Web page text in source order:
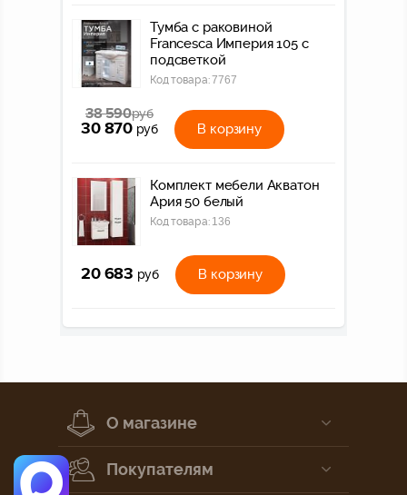
Тумба с раковиной
Francesca Империя 105 с
подсветкой
Код товара:7767
38 590руб
30 870 руб В корзину
Комплект мебели Акватон
Ария 50 белый
Код товара: 136
20 683 руб В корзину
О магазине
Покупателям